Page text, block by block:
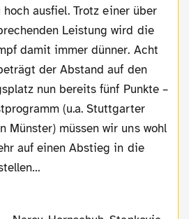
ausfiel. Trotz einer über
Leistung wird die
damit immer dünner. Acht
der Abstand auf den
nun bereits fünf Punkte –
(u.a. Stuttgarter
Münster) müssen wir uns wohl
auf einen Abstieg in die